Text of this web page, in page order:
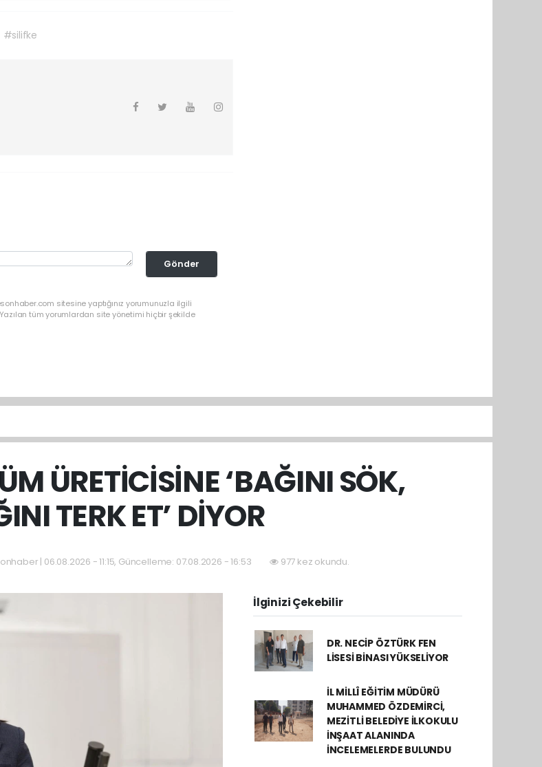
#silifke
Gönder
sitesine yaptığınız yorumunuzla ilgili
tüm yorumlardan site yönetimi hiçbir şekilde
ÜRETİCİSİNE ‘BAĞINI SÖK,
TERK ET’ DİYOR
| 06.08.2026 - 11:15, Güncelleme: 07.08.2026 - 16:53 977 kez okundu.
İlginizi Çekebilir
DR. NECİP ÖZTÜRK FEN
LİSESİ BİNASI YÜKSELİYOR
İL MİLLÎ EĞİTİM MÜDÜRÜ
MUHAMMED ÖZDEMİRCİ,
MEZİTLİ BELEDİYE İLKOKULU
İNŞAAT ALANINDA
İNCELEMELERDE BULUNDU